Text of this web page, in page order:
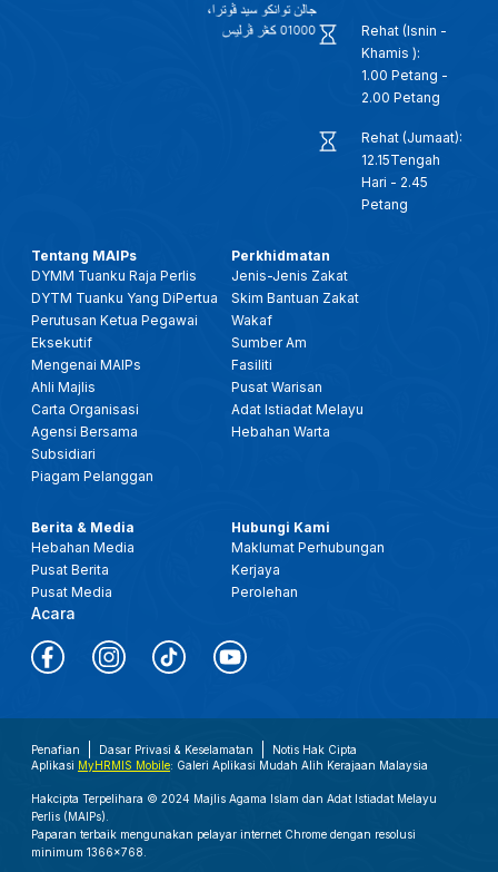
Rehat (Isnin -
Khamis ):
1.00 Petang -
2.00 Petang
Rehat (Jumaat):
12.15Tengah
Hari - 2.45
Petang
Tentang MAIPs
DYMM Tuanku Raja Perlis
DYTM Tuanku Yang DiPertua
Perutusan Ketua Pegawai
Eksekutif
Mengenai MAIPs
Ahli Majlis
Carta Organisasi
Agensi Bersama
Subsidiari
Piagam Pelanggan
Perkhidmatan
Jenis-Jenis Zakat
Skim Bantuan Zakat
Wakaf
Sumber Am
Fasiliti
Pusat Warisan
Adat Istiadat Melayu
Hebahan Warta
Berita & Media
Hebahan Media
Pusat Berita
Pusat Media
Acara
Hubungi Kami
Maklumat Perhubungan
Kerjaya
Perolehan
Penafian Dasar Privasi & Keselamatan
Notis Hak Cipta
Aplikasi MyHRMIS Mobile: Galeri Aplikasi Mudah Alih Kerajaan Malaysia
Hakcipta Terpelihara © 2024 Majlis Agama Islam dan Adat Istiadat Melayu
Perlis (MAIPs).
Paparan terbaik mengunakan pelayar internet Chrome dengan resolusi
minimum 1366x768.